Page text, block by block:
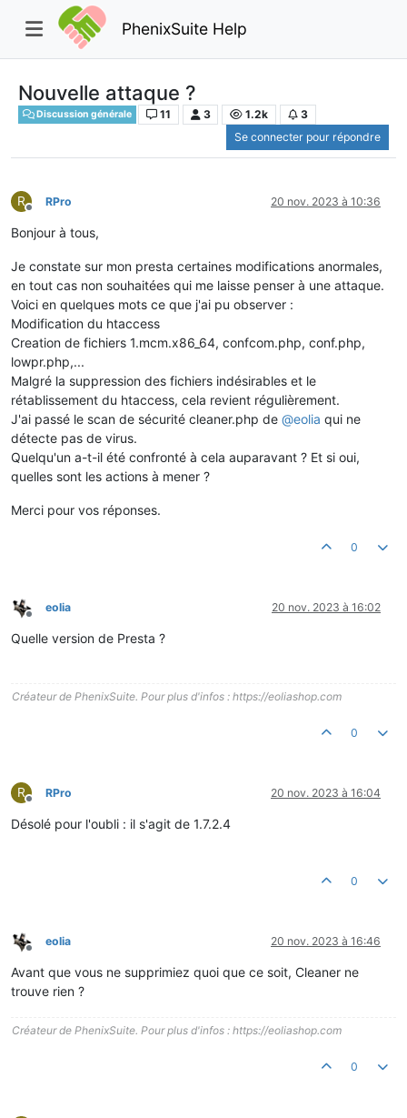
PhenixSuite Help
Nouvelle attaque ?
Discussion générale 11 3 1.2k
3
Se connecter pour répondre
R
Hors-ligne
RPro 20 nov. 2023 à 10:36
Bonjour à tous,
Je constate sur mon presta certaines modifications anormales,
en tout cas non souhaitées qui me laisse penser à une attaque.
Voici en quelques mots ce que j'ai pu observer :
Modification du htaccess
Creation de fichiers 1.mcm.x86_64, confcom.php, conf.php,
lowpr.php,...
Malgré la suppression des fichiers indésirables et le
rétablissement du htaccess, cela revient régulièrement.
J'ai passé le scan de sécurité cleaner.php de @eolia qui ne
détecte pas de virus.
Quelqu'un a-t-il été confronté à cela auparavant ? Et si oui,
quelles sont les actions à mener ?
Merci pour vos réponses.
0
Hors-ligne
eolia 20 nov. 2023 à 16:02
Quelle version de Presta ?
Créateur de PhenixSuite. Pour plus d'infos : https://eoliashop.com
0
R
Hors-ligne
RPro 20 nov. 2023 à 16:04
Désolé pour l'oubli : il s'agit de 1.7.2.4
0
Hors-ligne
eolia 20 nov. 2023 à 16:46
Avant que vous ne supprimiez quoi que ce soit, Cleaner ne
trouve rien ?
Créateur de PhenixSuite. Pour plus d'infos : https://eoliashop.com
0